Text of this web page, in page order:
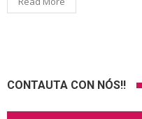
CONTAUTA CON NÓS!!